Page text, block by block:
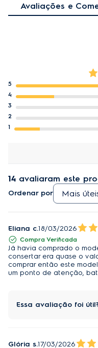
Avaliações e
5
4
3
2
1
14 avaliaram este
Ordenar por
Eliana c.18/03/2026
Compra Verificada
Já havia comprado o
consertar era quase o
comprar então este
um ponto de atenção,
Essa avaliação foi
Glória s.17/03/2026